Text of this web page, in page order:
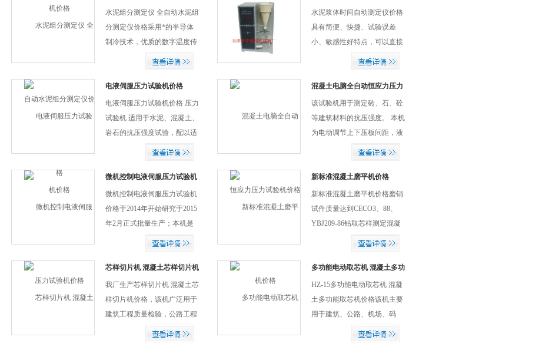
装于搅拌轴上的内外径螺旋带
动桶体内物料,使...
生产工艺。另外水泥中氯含量
偏高，也可能...
分测定仪价格
水泥组分测定仪 全自动水泥组
分测定仪价格采用*的半导体
制冷技术，优质的数字温度传
感器，应用单片机作为中央控
可任意设定恒温温度，并自动
选择制冷或加热，控制精度小
于±...
水泥浆体时间自动测定仪价格
具有简便、快捷、试验误差
小、敏感性好特点，可以直接
确定碱水剂的饱和掺量点与碱
好的相关性。 本产品在经过大
量的实验的基础上设计安装了
自动化计时，方便操...
电液伺服压力试验机价格
电液伺服压力试验机价格 压力
试验机 适用于水泥、混凝土、
岩石的抗压强度试验，配以适
当的夹具和测量装置可满足混
静压弹性模量试验；也可应用
于金属的压缩和顶锻试验；可
根据用户要求扩...
混凝土电脑全自动恒应力压力
试验机价格
该试验机用于测定砖、石、砼
等建筑材料的抗压强度。 本机
为电动调节上下压板间距，液
压加荷、传感器测力、电脑 操
电脑全自动恒应力压力试验机
价格
微机控制电液伺服压力试验机
价格
微机控制电液伺服压力试验机
价格于2014年开始研究于2015
年2月正式批量生产；本机是
机、电、仪一体化产品，外观
凑，电脑设计在机箱上，使
用、维护方便，节省占地面
积，采用低噪音...
新标准混凝土磨平机价格
新标准混凝土磨平机价格磨销
试件质量达到CECO3、88、
YBJ209-86钻取芯样测定混凝
土抗压强度技术规程，对试件
应用于现场采取芯样的试件磨
平工作。
芯样切片机 混凝土芯样切片机
价格
我厂生产芯样切片机 混凝土芯
样切片机价格，该机广泛用于
建筑工程质量检验，公路工程
质量检测取芯法取出芯样的锯
多功能电动取芯机 混凝土多功
能取芯机价格
HZ-15多功能电动取芯机 混凝
土多功能取芯机价格该机主要
用于建筑、公路、机场、码
头、大坝等混凝土工程沥青路